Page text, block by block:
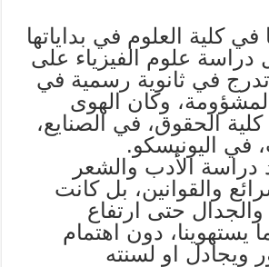
في كلية العلوم في بداياتها
دراسة علوم الفيزياء على
في ثانوية رسمية في
وكان الهوى
كلية الحقوق، في الصنايع،
في اليونيسكو.
دراسة الأدب والشعر
والقوانين، بل كانت
حتى ارتفاع
دون اهتمام
ويجادل او لسنته